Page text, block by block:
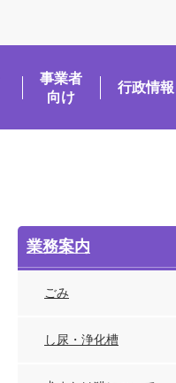
事業者
向け
行政情報
業務案内
ごみ
し尿・浄化槽